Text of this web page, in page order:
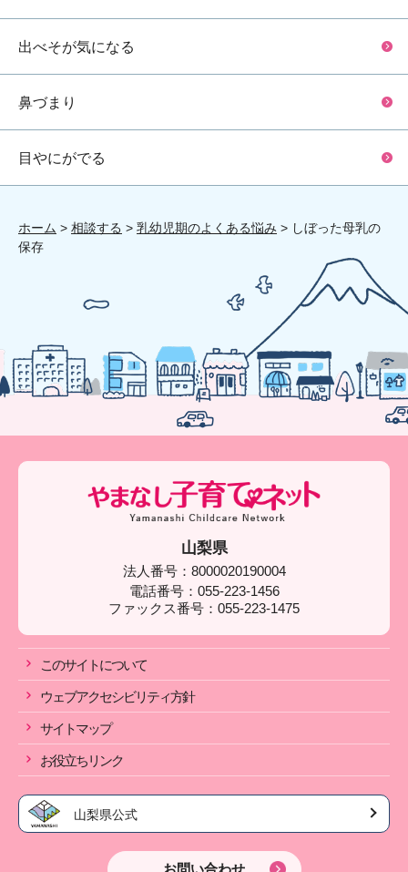
出べそが気になる
鼻づまり
目やにがでる
ホーム > 相談する > 乳幼児期のよくある悩み > しぼった母乳の
保存
山梨県
法人番号：8000020190004
電話番号：055-223-1456
ファックス番号：055-223-1475
このサイトについて
ウェブアクセシビリティ方針
サイトマップ
お役立ちリンク
山梨県公式
お問い合わせ